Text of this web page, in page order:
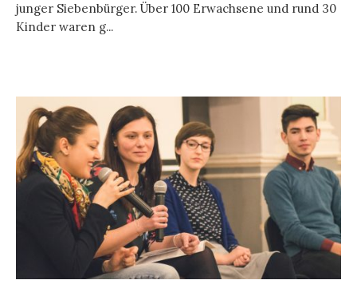
junger Siebenbürger. Über 100 Erwachsene und rund 30
Kinder waren g...